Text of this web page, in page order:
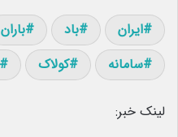
ایران باد باران
سامانه
کولاک
لینک خبر: